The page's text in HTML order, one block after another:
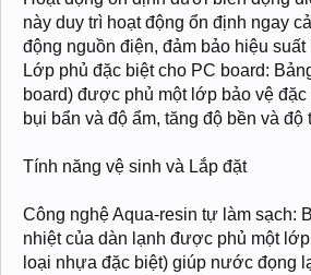
này duy trì hoạt động ổn định ngay
động nguồn điện, đảm bảo hiệu suất
Lớp phủ đặc biệt cho PC board:
board) được phủ một lớp bảo vệ
bụi bẩn và độ ẩm, tăng độ bền và độ
Tính năng vệ sinh và Lắp đặt
Công nghệ Aqua-resin tự làm sạch:
nhiệt của dàn lạnh được phủ một
loại nhựa đặc biệt) giúp nước đọng